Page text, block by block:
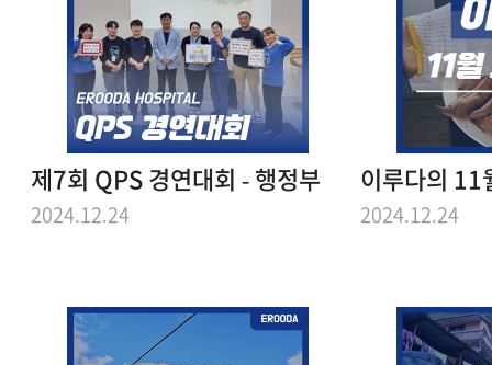
제7회 QPS 경연대회 - 행정부
2024.12.24
이루다의 11
2024.12.24